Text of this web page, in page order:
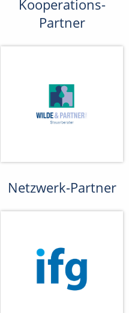
Kooperations-
Partner
Netzwerk-Partner